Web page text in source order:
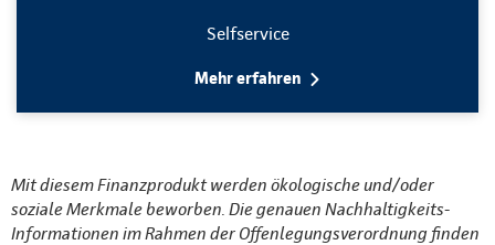
Selfservice
Mehr erfahren
Mit diesem Finanzprodukt werden ökologische und/oder
soziale Merkmale beworben. Die genauen Nachhaltigkeits-
Informationen im Rahmen der Offenlegungsverordnung finden